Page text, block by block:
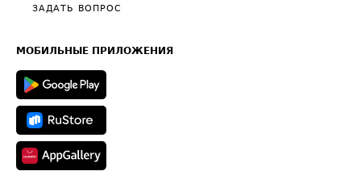
Общие положения
Полезное по перевозкам
Техническая информация
ЗАДАТЬ ВОПРОС
МОБИЛЬНЫЕ ПРИЛОЖЕНИЯ